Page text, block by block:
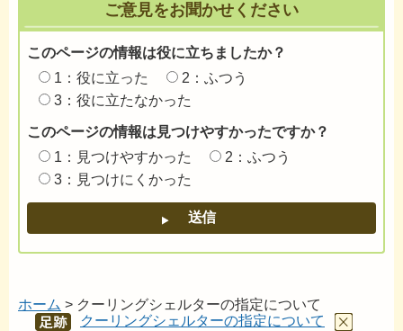
ご意見をお聞かせください
このページの情報は役に立ちましたか？
1：役に立った
2：ふつう
3：役に立たなかった
このページの情報は見つけやすかったですか？
1：見つけやすかった
2：ふつう
3：見つけにくかった
ホーム > クーリングシェルターの指定について
あし
クーリングシェルターの指定について